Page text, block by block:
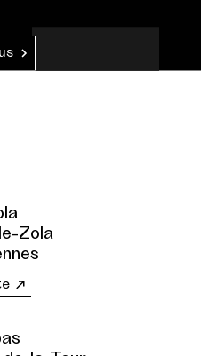
Zola